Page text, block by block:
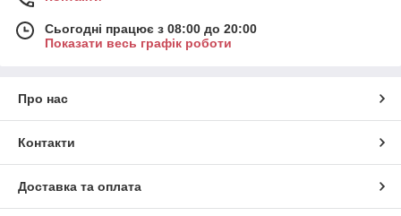
Сьогодні працює з 08:00 до 20:00
Показати весь графік роботи
Про нас
Контакти
Доставка та оплата